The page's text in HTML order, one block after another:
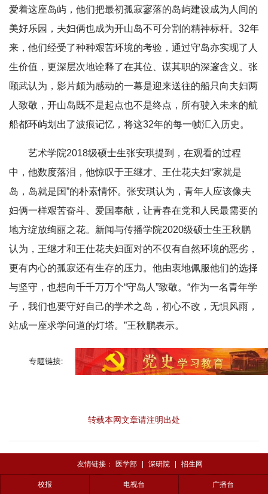
爱着这座岛屿，他们把最初孤寂寥落的岛屿建设成为人间的
美好乐园，夫妇俩也成为开山岛不可分割的精神标杆。32年
来，他们经受了种种艰苦环境的考验，通过守岛亦实现了人
生价值，更深层次地诠释了在其位、谋其职的深邃含义。张
颐武认为，影片颇为感动的一幕是迎来送往的船只向夫妇两
人致敬，开山岛既不是起点也不是终点，所有驶入未来的航
船都环屿划出了波痕记忆，将这32年的每一帧汇入历史。
艺术学院2018级硕士生张安琪提到，在观看的过程
中，他数度落泪，他惊叹于王继才、王仕花夫妇“家就是
岛，岛就是国”的朴素情怀。张安琪认为，青年人应该像夫
妇俩一样艰苦奋斗、爱国奉献，让青春在党和人民最需要的
地方绽放绚丽之花。新闻与传播学院2020级硕士生王秋鹏
认为，王继才和王仕花夫妇面对的不仅有自然环境的恶劣，
更有内心的孤寂还有生存的压力。他由衷地佩服他们的选择
与坚守，也想向千千万万个“守岛人”致敬。“作为一名青年学
子，我们也要守好自己的学术之岛，初心不改，无惧风雨，
站成一座求学问道的灯塔。”王秋鹏表示。
转载本网文章请注明出处
友情链接： 医学部 | 深研院 | 招生网
校报 电视台 广播台